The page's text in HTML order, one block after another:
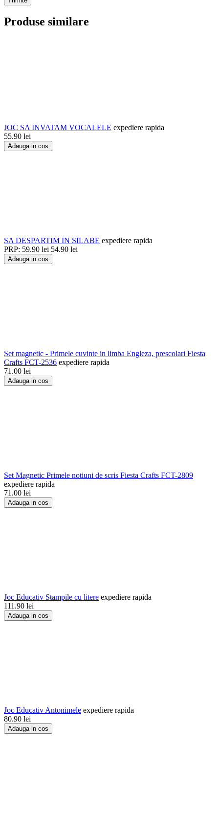
Produse similare
JOC SA INVATAM VOCALELE expediere rapida
55.90 lei
Adauga in cos
SA DESPARTIM IN SILABE expediere rapida
PRP: 59.90 lei 54.90 lei
Adauga in cos
Set magnetic - Primele cuvinte in limba Engleza, prescolari Fiesta
Crafts FCT-2536 expediere rapida
71.00 lei
Adauga in cos
Set Magnetic Primele notiuni de scris Fiesta Crafts FCT-2809
expediere rapida
71.00 lei
Adauga in cos
Joc Educativ Stampile cu litere expediere rapida
111.90 lei
Adauga in cos
Joc Educativ Antonimele expediere rapida
80.90 lei
Adauga in cos